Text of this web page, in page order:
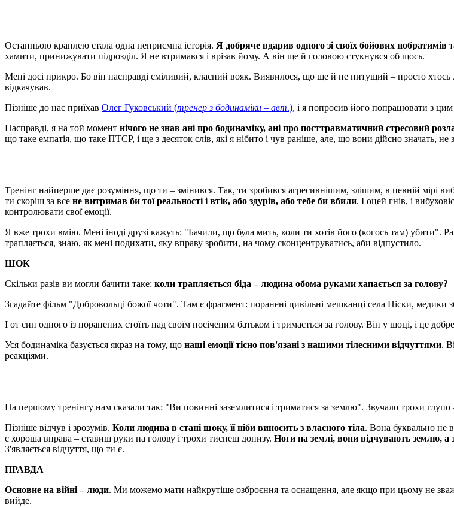
Останньою краплею стала одна неприємна історія. Я добряче вдарив одного зі своїх бойових побратимів
хамити, принижувати підрозділ. Я не втримався і врізав йому. А він ще й головою стукнувся об щось.
Мені досі прикро. Бо він насправді сміливий, класний вояк. Виявилося, що ще й не питущий – просто
відкачував.
Пізніше до нас приїхав Олег Гуковський (тренер з бодинаміки – авт.), і я попросив його попрацювати з
Насправді, я на той момент нічого не знав ані про бодинаміку, ані про посттравматичний стресовий
що таке емпатія, що таке ПТСР, і ще з десяток слів, які я нібито і чув раніше, але, що вони дійсно значать, не
Тренінг найперше дає розуміння, що ти – змінився. Так, ти зробився агресивнішим, злішим, в певній мірі
ти скоріш за все не витримав би тої реальності і втік, або здурів, або тебе би вбили. І оцей гнів, і
контролювати свої емоції.
Я вже трохи вмію. Мені іноді друзі кажуть: "Бачили, що була мить, коли ти хотів його (когось там) убити".
трапляється, знаю, як мені подихати, яку вправу зробити, на чому сконцентруватись, аби відпустило.
ШОК
Скільки разів ви могли бачити таке: коли трапляється біда – людина обома руками хапається за голову?
Згадайте фільм "Добровольці божої чоти". Там є фрагмент: поранені цивільні мешканці села Піски, медики
І от син одного із поранених стоїть над своїм посіченим батьком і тримається за голову. Він у шоці, і це
Уся бодинаміка базується якраз на тому, що наші емоції тісно пов'язані з нашими тілесними відчуттями.
реакціями.
На першому тренінгу нам сказали так: "Ви повинні заземлитися і триматися за землю". Звучало трохи глупо
Пізніше відчув і зрозумів. Коли людина в стані шоку, її ніби виносить з власного тіла. Вона буквально не
є хороша вправа – ставиш руки на голову і трохи тиснеш донизу. Ноги на землі, вони відчувають землю, а
З'являється відчуття, що ти є.
ПРАВДА
Основне на війні – люди. Ми можемо мати найкрутіше озброєння та оснащення, але якщо при цьому не
вийде.